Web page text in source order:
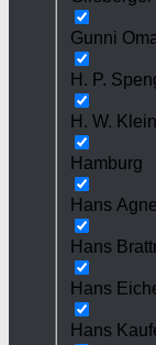
Gunni
H. P.
H. W. Klein
Hamburg
Hans
Hans
Hans
Hans